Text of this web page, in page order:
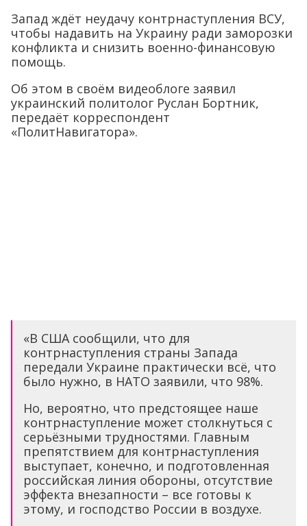
Запад ждёт неудачу контрнаступления ВСУ,
чтобы надавить на Украину ради заморозки
конфликта и снизить военно-финансовую
помощь.
Об этом в своём видеоблоге заявил
украинский политолог Руслан Бортник,
передаёт корреспондент
«ПолитНавигатора».
«В США сообщили, что для
контрнаступления страны Запада
передали Украине практически всё, что
было нужно, в НАТО заявили, что 98%.
Но, вероятно, что предстоящее наше
контрнаступление может столкнуться с
серьёзными трудностями. Главным
препятствием для контрнаступления
выступает, конечно, и подготовленная
российская линия обороны, отсутствие
эффекта внезапности – все готовы к
этому, и господство России в воздухе.